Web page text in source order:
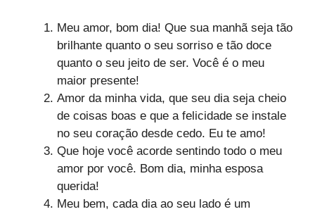
Meu amor, bom dia! Que sua manhã seja tão
brilhante quanto o seu sorriso e tão doce
quanto o seu jeito de ser. Você é o meu
maior presente!
Amor da minha vida, que seu dia seja cheio
de coisas boas e que a felicidade se instale
no seu coração desde cedo. Eu te amo!
Que hoje você acorde sentindo todo o meu
amor por você. Bom dia, minha esposa
querida!
Meu bem, cada dia ao seu lado é um